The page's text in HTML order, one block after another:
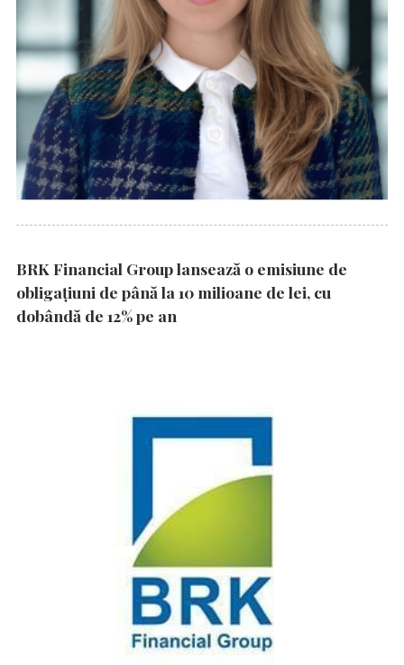
BRK Financial Group lansează o emisiune de
obligațiuni de până la 10 milioane de lei, cu
dobândă de 12% pe an